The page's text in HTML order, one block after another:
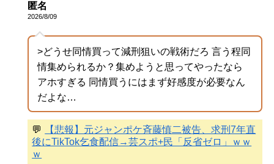
匿名
2026/8/09
>どうせ同情買って減刑狙いの戦術だろ 言う程同
情集められるか？集めようと思ってやったなら
アホすぎる 同情買うにはまず好感度が必要なん
だよな…
💬
【悲報】元ジャンポケ斉藤慎二被告、求刑7年直
後にTikTok乞食配信→芸スポ+民「反省ゼロ」ｗｗ
ｗ